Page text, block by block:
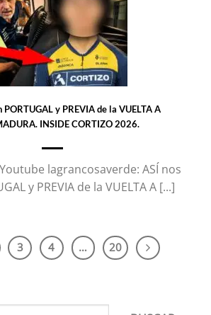
PORTUGAL y PREVIA de la VUELTA A
INSIDE CORTIZO 2026.
lagrancosaverde: ASÍ nos
y PREVIA de la VUELTA A [...]
3 4 … 20